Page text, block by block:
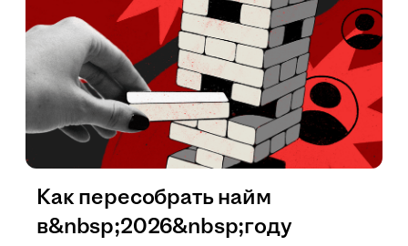
Как пересобрать найм
в&nbsp;2026&nbsp;году